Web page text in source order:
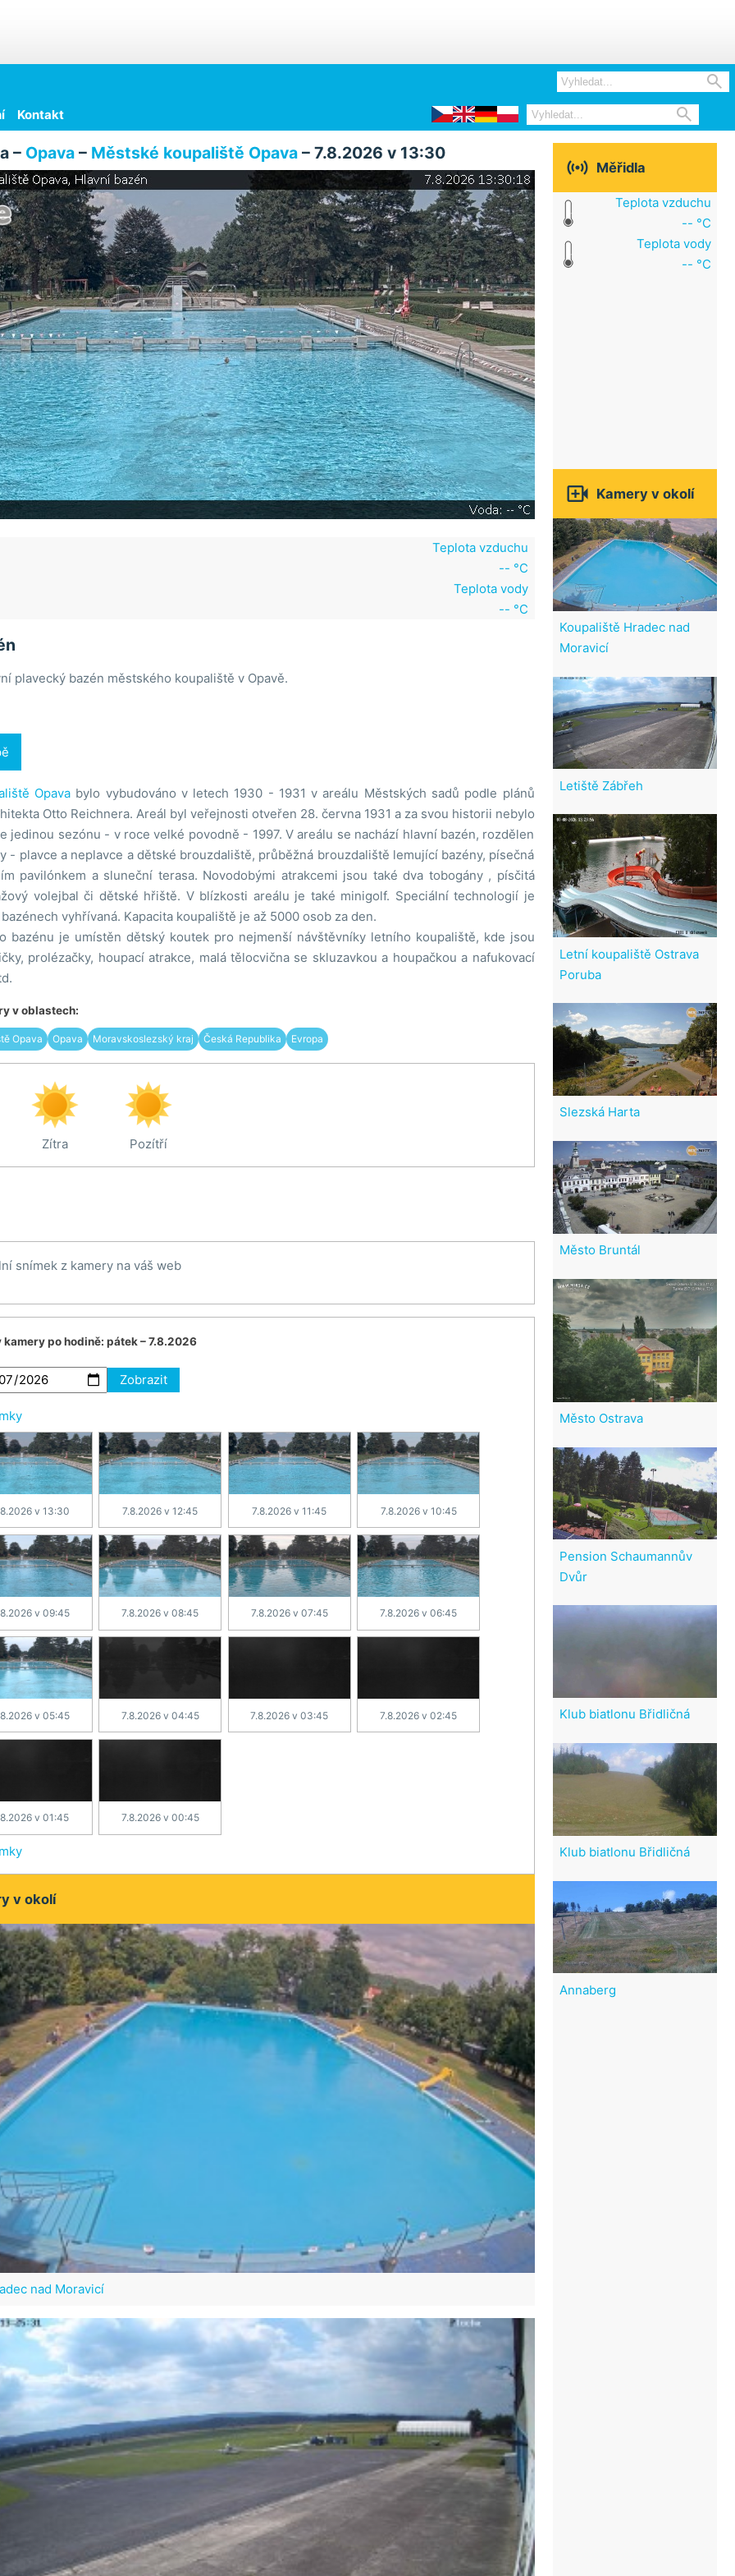

Kontakt 
– Opava– Městské koupaliště Opava– 7.8.2026 v 13:30
Teplota vzduchu
-- °C
Teplota vody
-- °C
plavecký bazén městského koupaliště v Opavě.
Opava bylo vybudováno v letech 1930 - 1931 v areálu Městských sadů podle plánů
Otto Reichnera. Areál byl veřejnosti otveřen 28. června 1931 a za svou historii nebylo
jedinou sezónu - v roce velké povodně - 1997. V areálu se nachází hlavní bazén, rozdělen
- plavce a neplavce a dětské brouzdaliště, průběžná brouzdaliště lemující bazény, písečná
pavilónkem a sluneční terasa. Novodobými atrakcemi jsou také dva tobogány , písčitá
volejbal či dětské hřiště. V blízkosti areálu je také minigolf. Speciální technologií je
vyhřívaná. Kapacita koupaliště je až 5000 osob za den.
bazénu je umístěn dětský koutek pro nejmenší návštěvníky letního koupaliště, kde jsou
prolézačky, houpací atrakce, malá tělocvična se skluzavkou a houpačkou a nafukovací
v oblastech:
Opava Opava Moravskoslezský kraj Česká Republika Evropa
Zítra Pozítří
snímek z kamery na váš web
kamery po hodině: pátek – 7.8.2026
Zobrazit
v 13:30 7.8.2026 v 12:45 7.8.2026 v 11:45 7.8.2026 v 10:45
v 09:45 7.8.2026 v 08:45 7.8.2026 v 07:45 7.8.2026 v 06:45
v 05:45 7.8.2026 v 04:45 7.8.2026 v 03:45 7.8.2026 v 02:45
v 01:45 7.8.2026 v 00:45
v okolí
nad Moravicí
 Měřidla
Teplota vzduchu
-- °C
Teplota vody
-- °C
 Kamery v okolí
Koupaliště Hradec nad
Moravicí
Letiště Zábřeh
Letní koupaliště Ostrava
Poruba
Slezská Harta
Město Bruntál
Město Ostrava
Pension Schaumannův
Dvůr
Klub biatlonu Břidličná
Klub biatlonu Břidličná
Annaberg